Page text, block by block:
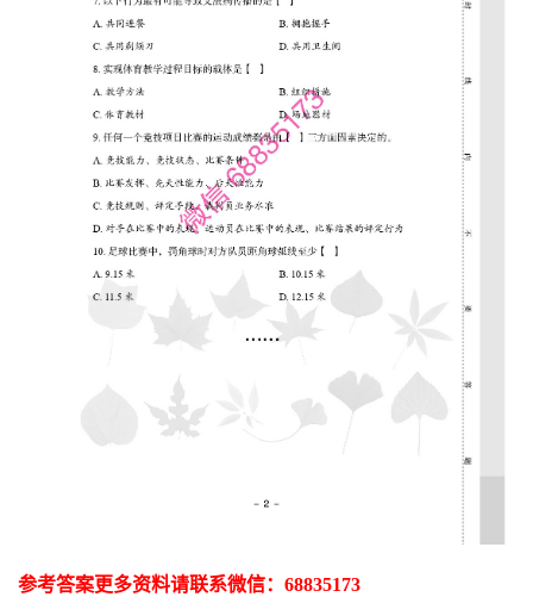
参考答案更多资料请联系微信： 68835173